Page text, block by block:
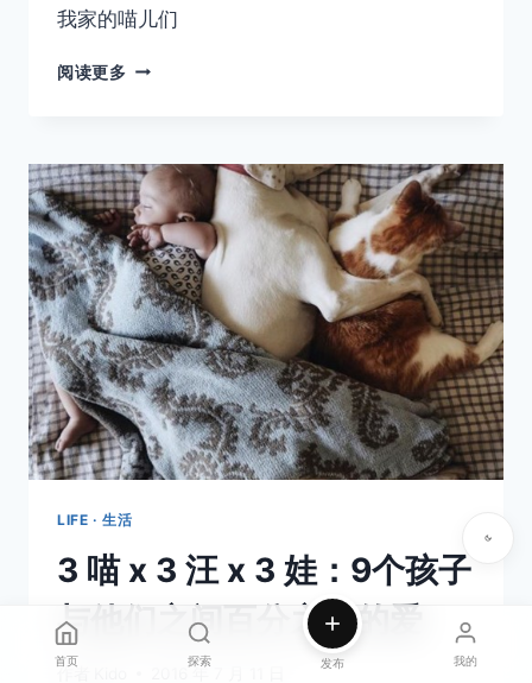
我家的喵儿们
阅读更多 [8627]
喵
儿
们
LIFE · 生活
3 喵 x 3 汪 x 3 娃：9个孩子
与他们之间百分之百的爱
作者 2016 年 7 月 11 日
首页 探索 发布 我的